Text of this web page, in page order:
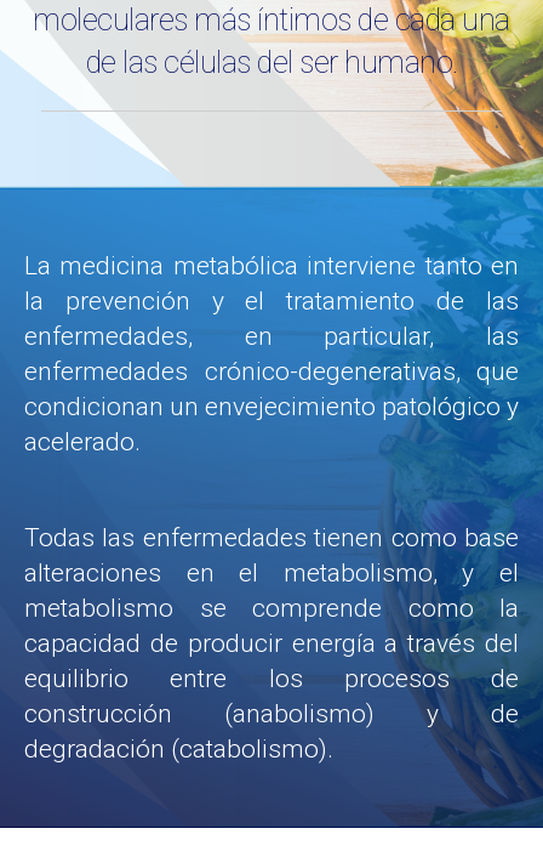
moleculares más íntimos de cada una
de las células del ser humano.
La medicina metabólica interviene tanto en
la prevención y el tratamiento de las
enfermedades, en particular, las
enfermedades crónico-degenerativas, que
condicionan un envejecimiento patológico y
acelerado.
Todas las enfermedades tienen como base
alteraciones en el metabolismo, y el
metabolismo se comprende como la
capacidad de producir energía a través del
equilibrio entre los procesos de
construcción (anabolismo) y de
degradación (catabolismo).